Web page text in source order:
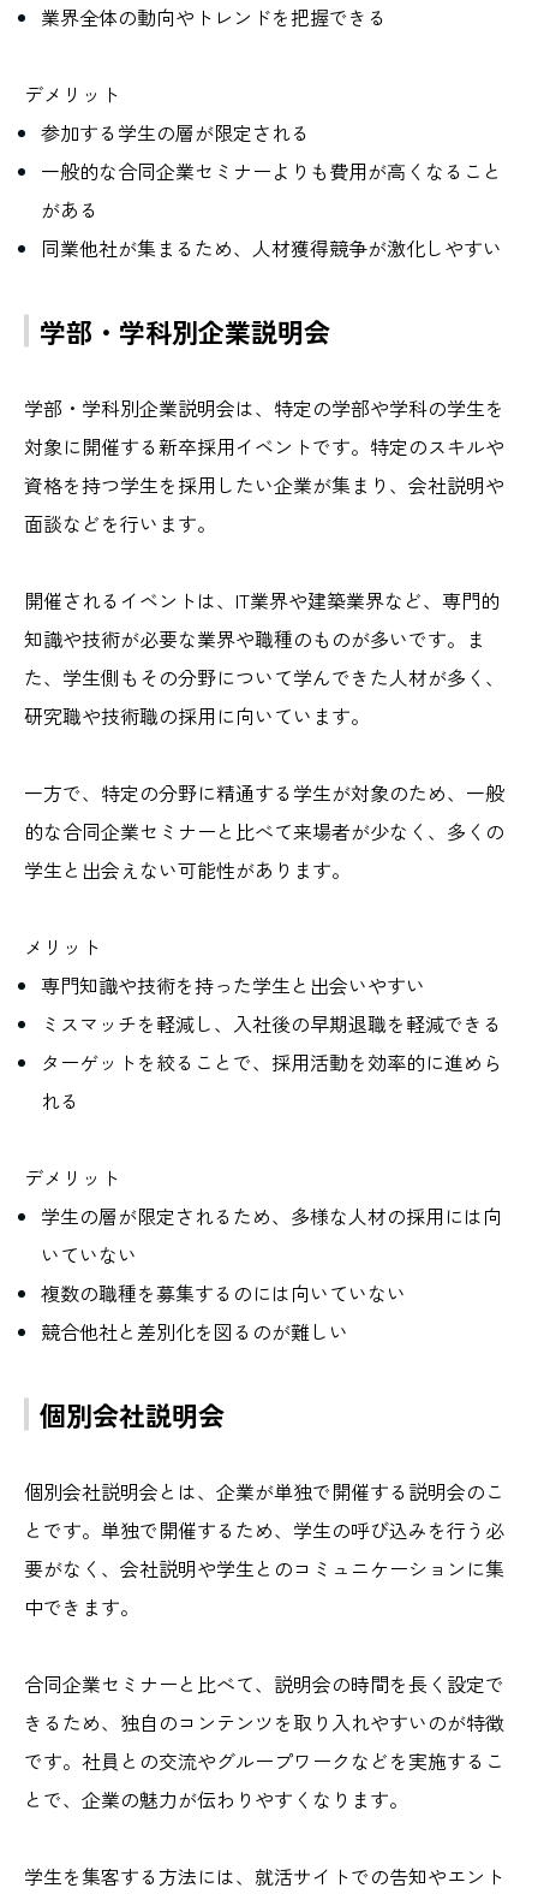
業界全体の動向やトレンドを把握できる
デメリット
参加する学生の層が限定される
一般的な合同企業セミナーよりも費用が高くなること
がある
同業他社が集まるため、人材獲得競争が激化しやすい
学部・学科別企業説明会
学部・学科別企業説明会は、特定の学部や学科の学生を
対象に開催する新卒採用イベントです。特定のスキルや
資格を持つ学生を採用したい企業が集まり、会社説明や
面談などを行います。
開催されるイベントは、IT業界や建築業界など、専門的
知識や技術が必要な業界や職種のものが多いです。ま
た、学生側もその分野について学んできた人材が多く、
研究職や技術職の採用に向いています。
一方で、特定の分野に精通する学生が対象のため、一般
的な合同企業セミナーと比べて来場者が少なく、多くの
学生と出会えない可能性があります。
メリット
専門知識や技術を持った学生と出会いやすい
ミスマッチを軽減し、入社後の早期退職を軽減できる
ターゲットを絞ることで、採用活動を効率的に進めら
れる
デメリット
学生の層が限定されるため、多様な人材の採用には向
いていない
複数の職種を募集するのには向いていない
競合他社と差別化を図るのが難しい
個別会社説明会
個別会社説明会とは、企業が単独で開催する説明会のこ
とです。単独で開催するため、学生の呼び込みを行う必
要がなく、会社説明や学生とのコミュニケーションに集
中できます。
合同企業セミナーと比べて、説明会の時間を長く設定で
きるため、独自のコンテンツを取り入れやすいのが特徴
です。社員との交流やグループワークなどを実施するこ
とで、企業の魅力が伝わりやすくなります。
学生を集客する方法には、就活サイトでの告知やエント